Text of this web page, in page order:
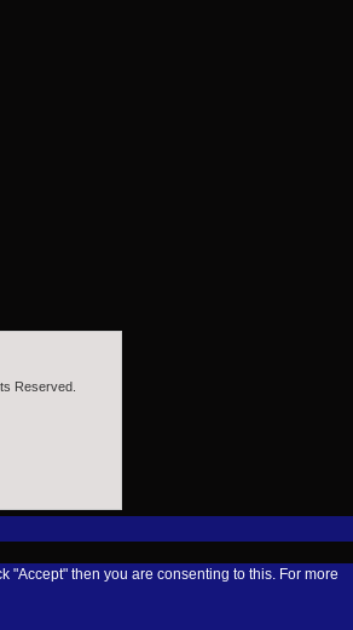
Reserved.
then you are consenting to this. For more